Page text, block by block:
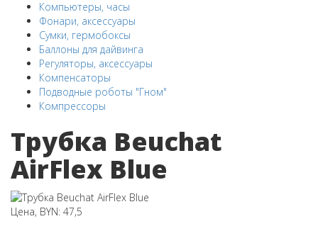
Компьютеры, часы
Фонари, аксессуары
Сумки, гермобоксы
Баллоны для дайвинга
Регуляторы, аксессуары
Компенсаторы
Подводные роботы "Гном"
Компрессоры
Трубка Beuchat
AirFlex Blue
Цена, BYN: 47,5